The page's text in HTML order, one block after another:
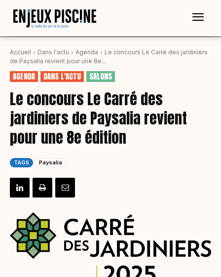
Accueil Dans l'actu Agenda
Le concours Le Carré des jardiniers
de Paysalia revient pour une 8e...
AGENDA DANS L'ACTU SALONS
Le concours Le Carré des
jardiniers de Paysalia revient
pour une 8e édition
TAGS Paysalia